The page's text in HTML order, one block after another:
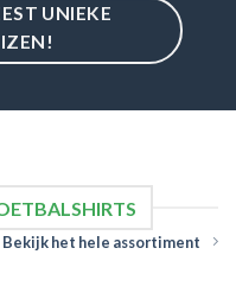
UNIEKE
Bekijk het hele assortiment